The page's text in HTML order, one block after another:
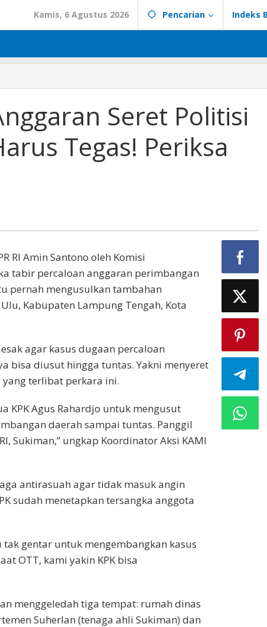
Kamis, 6 Agustus 2026 Pencarian Indeks
Seret Politisi
Tegas! Periksa
RI Amin Santono oleh Komisi
tabir percaloan anggaran perimbangan
pernah mengusulkan tambahan
Kabupaten Lampung Tengah, Kota
agar kasus dug­aan percaloan
bisa diusut hingga tuntas. Yakni menyeret
yang terli­bat perkara ini.
KPK Agus Rahardjo untuk mengusut
daerah sampai tuntas. Panggil
Sukiman,” ungkap Koordinator Aksi KAMI
antirasuah agar tidak masuk angin
sudah menetapkan tersangka anggota
tak gentar untuk mengembangkan kasus
OTT, kami yakin KPK bisa
menggeledah tiga tempat: rumah dinas
Suherlan (tenaga ahli Sukiman) dan